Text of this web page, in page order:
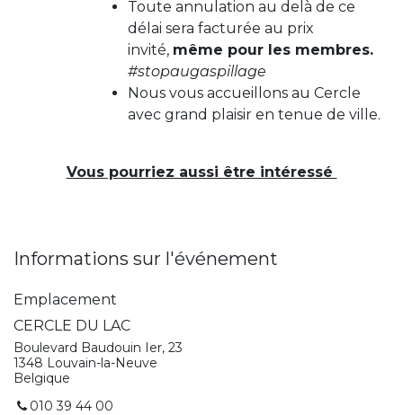
Toute annulation au delà de ce
délai sera facturée au prix
invité, même pour les membres.
#stopaugaspillage
Nous vous accueillons au Cercle
avec grand plaisir en tenue de ville.
Vous pourriez aussi être intéressé
Informations sur l'événement
Emplacement
CERCLE DU LAC
Boulevard Baudouin Ier, 23
1348 Louvain-la-Neuve
Belgique
010 39 44 00